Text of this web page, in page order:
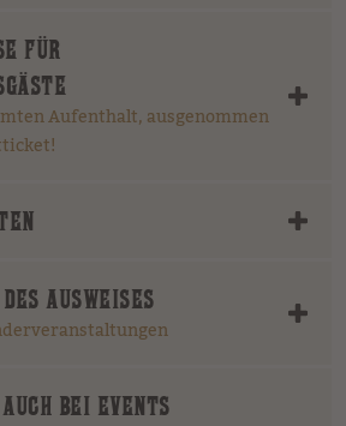
FÜR
Aufenthalt, ausgenommen
AUSWEISES
BEI EVENTS